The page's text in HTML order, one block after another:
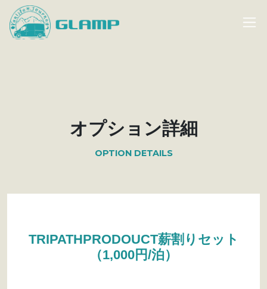
オプション詳細
OPTION DETAILS
TRIPATHPRODOUCT薪割りセット
（1,000円/泊）